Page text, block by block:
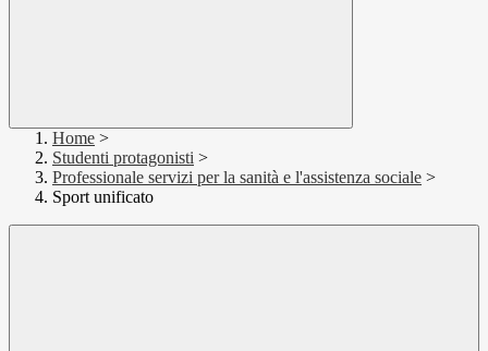
Home >
Studenti protagonisti >
Professionale servizi per la sanità e l'assistenza sociale >
Sport unificato